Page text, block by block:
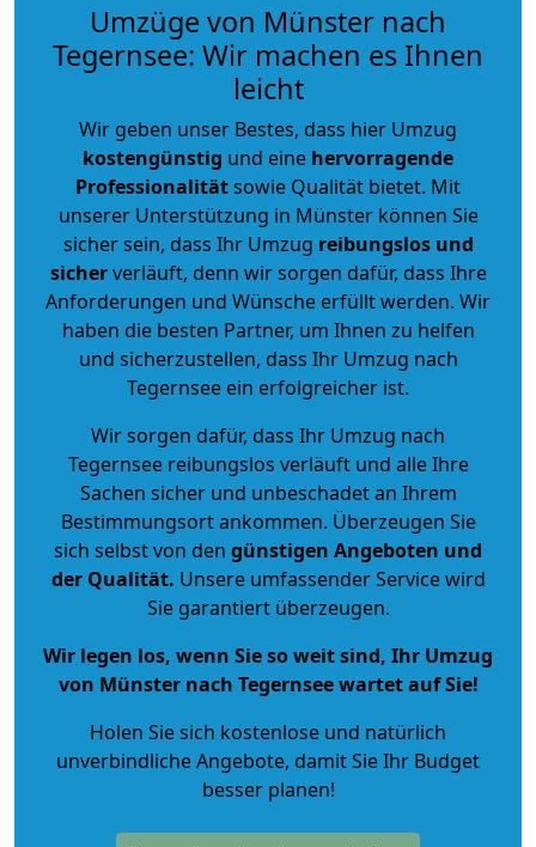
Umzüge von Münster nach
Tegernsee: Wir machen es Ihnen
leicht
Wir geben unser Bestes, dass hier Umzug
kostengünstig und eine hervorragende
Professionalitätsowie Qualität bietet. Mit
unserer Unterstützung in Münster können Sie
sicher sein, dass Ihr Umzug reibungslos und
sicherverläuft, denn wir sorgen dafür, dass Ihre
Anforderungen und Wünsche erfüllt werden. Wir
haben die besten Partner, um Ihnen zu helfen
und sicherzustellen, dass Ihr Umzug nach
Tegernsee ein erfolgreicher ist.
Wir sorgen dafür, dass Ihr Umzug nach
Tegernsee reibungslos verläuft und alle Ihre
Sachen sicher und unbeschadet an Ihrem
Bestimmungsort ankommen. Überzeugen Sie
sich selbst von den günstigen Angeboten und
der Qualität. Unsere umfassender Service wird
Sie garantiert überzeugen.
Wir legen los, wenn Sie so weit sind, Ihr Umzug
von Münster nach Tegernsee wartet auf Sie!
Holen Sie sich kostenlose und natürlich
unverbindliche Angebote, damit Sie Ihr Budget
besser planen!